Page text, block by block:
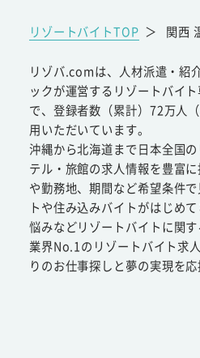
リゾートバイトTOP ＞ 関西
リゾバ.comは、人材派遣・紹
ックが運営するリゾートバイ
で、登録者数（累計）72万人
用いただいています。
沖縄から北海道まで日本全国
テル・旅館の求人情報を豊富
や勤務地、期間など希望条件
トや住み込みバイトがはじめ
悩みなどリゾートバイトに関
業界No.1のリゾートバイト求
りのお仕事探しと夢の実現を応